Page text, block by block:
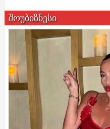
შოუბიზნესი